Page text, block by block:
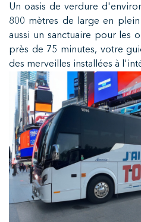
Un oasis de verdure
800 mètres de large en
aussi un sanctuaire pour les
près de 75 minutes, votre
des merveilles installées à